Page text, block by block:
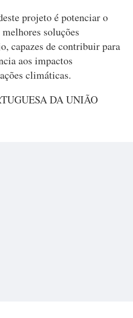
projeto é potenciar o
soluções
capazes de contribuir para
aos impactos
climáticas.
DA UNIÃO